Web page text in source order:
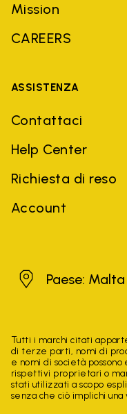
Mission
CAREERS
ASSISTENZA
Contattaci
Help Center
Richiesta di reso
Account
MaltaPaese: Malta
Tutti i marchi citati
di terze parti, nomi di
e nomi di società
rispettivi proprietari o
stati utilizzati a scopo
senza che ciò implichi